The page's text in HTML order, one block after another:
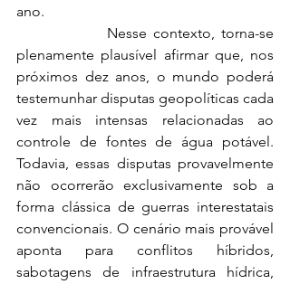
ano.
Nesse contexto, torna-se
plenamente plausível afirmar que, nos
próximos dez anos, o mundo poderá
testemunhar disputas geopolíticas cada
vez mais intensas relacionadas ao
controle de fontes de água potável.
Todavia, essas disputas provavelmente
não ocorrerão exclusivamente sob a
forma clássica de guerras interestatais
convencionais. O cenário mais provável
aponta para conflitos híbridos,
sabotagens de infraestrutura hídrica,